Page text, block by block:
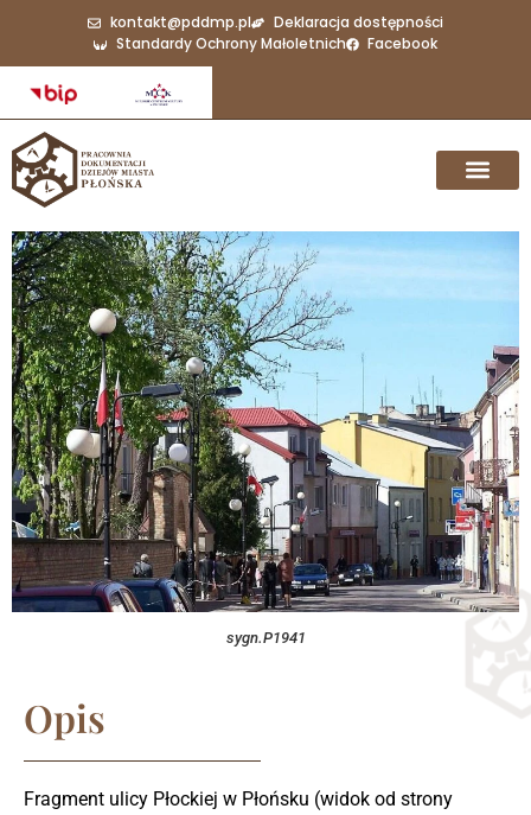
kontakt@pddmp.pl
Deklaracja dostępności
Standardy Ochrony Małoletnich
Facebook
sygn.P1941
Opis
Fragment ulicy Płockiej w Płońsku (widok od strony